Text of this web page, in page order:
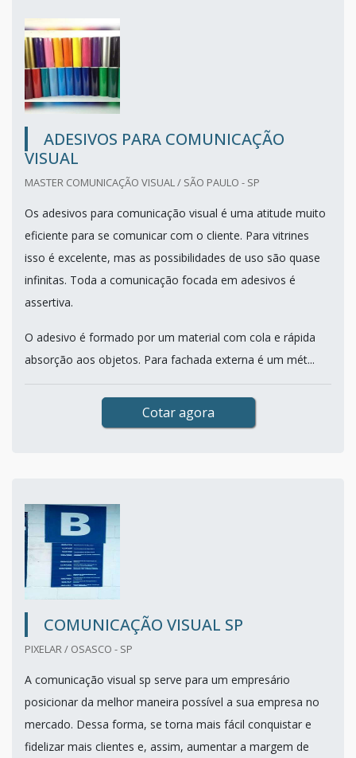
ADESIVOS PARA COMUNICAÇÃO
VISUAL
MASTER COMUNICAÇÃO VISUAL / SÃO PAULO - SP
Os adesivos para comunicação visual é uma atitude muito
eficiente para se comunicar com o cliente. Para vitrines
isso é excelente, mas as possibilidades de uso são quase
infinitas. Toda a comunicação focada em adesivos é
assertiva.
O adesivo é formado por um material com cola e rápida
absorção aos objetos. Para fachada externa é um mét...
Cotar agora
COMUNICAÇÃO VISUAL SP
PIXELAR / OSASCO - SP
A comunicação visual sp serve para um empresário
posicionar da melhor maneira possível a sua empresa no
mercado. Dessa forma, se torna mais fácil conquistar e
fidelizar mais clientes e, assim, aumentar a margem de